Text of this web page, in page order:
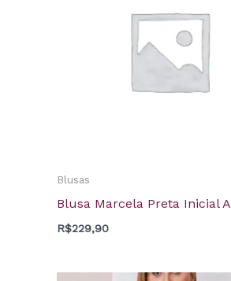
Blusas
Blusa Marcela Preta Inicial A
R$229,90